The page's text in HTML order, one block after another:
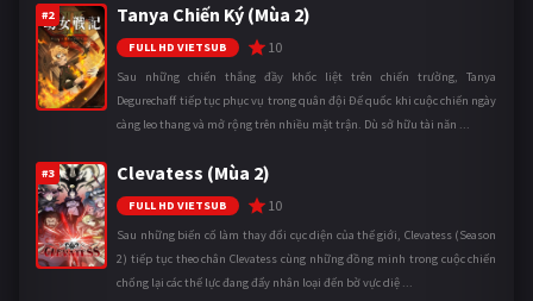
#2 Tanya Chiến Ký (Mùa 2)
FULL HD VIETSUB 10
Sau những chiến thắng đầy khốc liệt trên chiến trường, Tanya
Degurechaff tiếp tục phục vụ trong quân đội Đế quốc khi cuộc chiến ngày
càng leo thang và mở rộng trên nhiều mặt trận. Dù sở hữu tài năn ...
#3 Clevatess (Mùa 2)
FULL HD VIETSUB 10
Sau những biến cố làm thay đổi cục diện của thế giới, Clevatess (Season
2) tiếp tục theo chân Clevatess cùng những đồng minh trong cuộc chiến
chống lại các thế lực đang đẩy nhân loại đến bờ vực diệ ...